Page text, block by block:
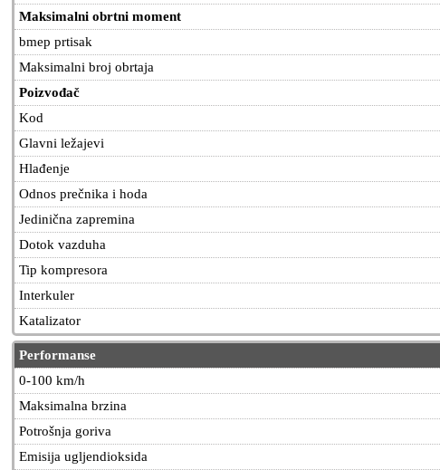
Maksimalni obrtni moment
bmep prtisak
Maksimalni broj obrtaja
Poizvođač
Kod
Glavni ležajevi
Hlađenje
Odnos prečnika i hoda
Jedinična zapremina
Dotok vazduha
Tip kompresora
Interkuler
Katalizator
Performanse
0-100 km/h
Maksimalna brzina
Potrošnja goriva
Emisija ugljendioksida